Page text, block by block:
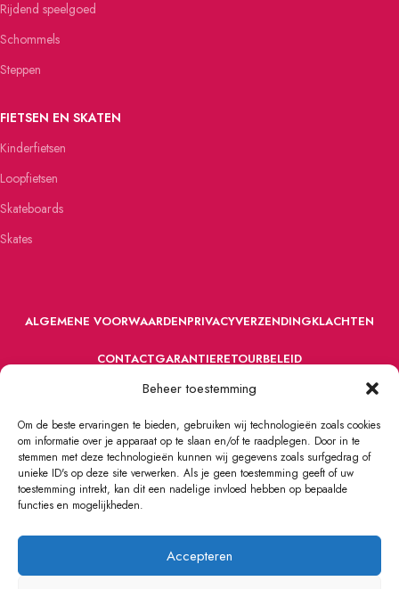
Beheer toestemming
Om de beste ervaringen te bieden, gebruiken wij technologieën zoals cookies
om informatie over je apparaat op te slaan en/of te raadplegen. Door in te
stemmen met deze technologieën kunnen wij gegevens zoals surfgedrag of
unieke ID's op deze site verwerken. Als je geen toestemming geeft of uw
toestemming intrekt, kan dit een nadelige invloed hebben op bepaalde
functies en mogelijkheden.
Accepteren
Rijdend speelgoed
Schommels
Steppen
FIETSEN EN SKATEN
Kinderfietsen
Loopfietsen
Skateboards
Skates
ALGEMENE VOORWAARDENPRIVACYVERZENDINGKLACHTEN
CONTACTGARANTIERETOURBELEID
VOORDEFUN.NL 2022 Powered by Handelsonderneming MELS.